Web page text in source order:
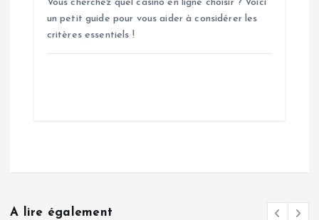
Vous cherchez quel casino en ligne choisir ? Voici
un petit guide pour vous aider à considérer les
critères essentiels !
A lire également